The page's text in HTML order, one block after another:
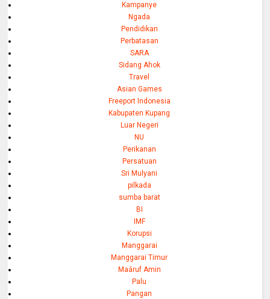
Kampanye
Ngada
Pendidikan
Perbatasan
SARA
Sidang Ahok
Travel
Asian Games
Freeport Indonesia
Kabupaten Kupang
Luar Negeri
NU
Perikanan
Persatuan
Sri Mulyani
pilkada
sumba barat
BI
IMF
Korupsi
Manggarai
Manggarai Timur
Maáruf Amin
Palu
Pangan